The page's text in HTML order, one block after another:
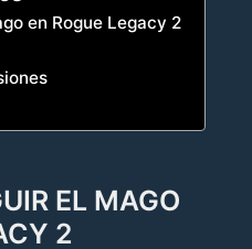
en Rogue Legacy 2
EL MAGO
2